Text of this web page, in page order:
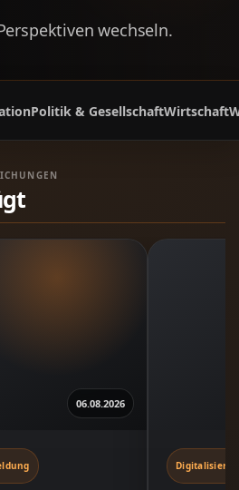
wechseln.
Politik & GesellschaftWirtschaft
06.08.2026